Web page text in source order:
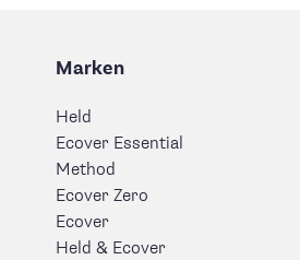
Marken
Held
Ecover Essential
Method
Ecover Zero
Ecover
Held & Ecover